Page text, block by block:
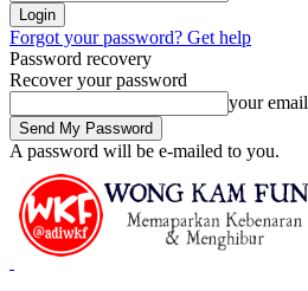
Forgot your password? Get help
Password recovery
Recover your password
your email
A password will be e-mailed to you.